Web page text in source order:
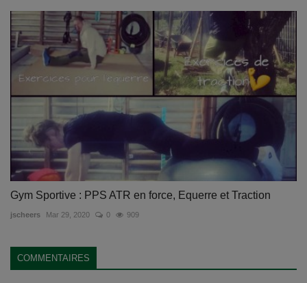
Gym Sportive : PPS ATR en force, Equerre et Traction
jscheers Mar 29, 2020 0 909
COMMENTAIRES